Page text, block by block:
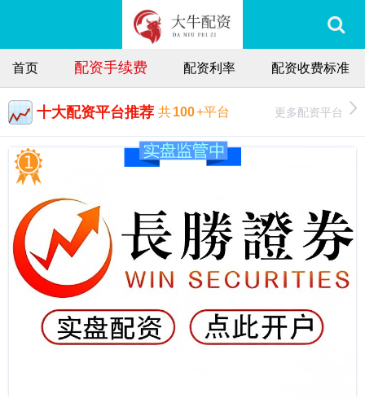
首页 配资手续费 配资利率 配资收费标准
十大配资平台推荐 共100+平台 更多配资平台